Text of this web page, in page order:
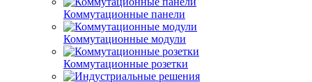
Коммутационные панели
Коммутационные модули
Коммутационные розетки